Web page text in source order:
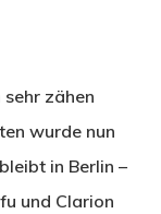
zähen
wurde nun
in Berlin –
und Clarion